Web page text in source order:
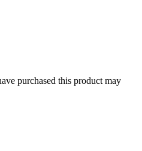
purchased this product may